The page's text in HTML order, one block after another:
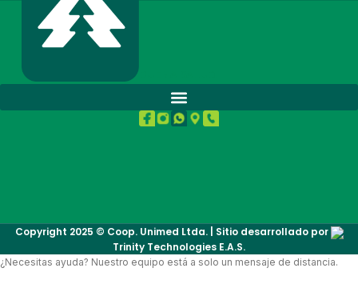
Copyright 2025 © Coop. Unimed Ltda. | Sitio desarrollado por
Trinity Technologies E.A.S.
¿Necesitas ayuda? Nuestro equipo está a solo un mensaje de distancia.